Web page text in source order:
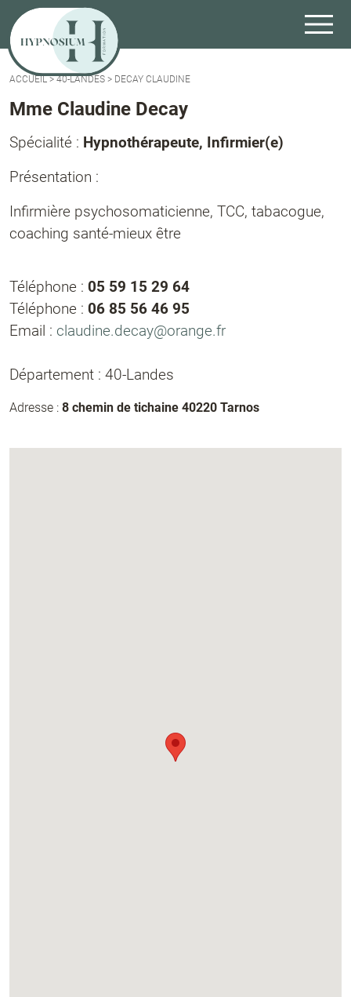
ACCUEIL>40-LANDES > DECAY CLAUDINE
Mme Claudine Decay
Spécialité : Hypnothérapeute, Infirmier(e)
Présentation :
Infirmière psychosomaticienne, TCC, tabacogue,
coaching santé-mieux être
Téléphone : 05 59 15 29 64
Téléphone : 06 85 56 46 95
Email : claudine.decay@orange.fr
Département : 40-Landes
Adresse : 8 chemin de tichaine 40220 Tarnos